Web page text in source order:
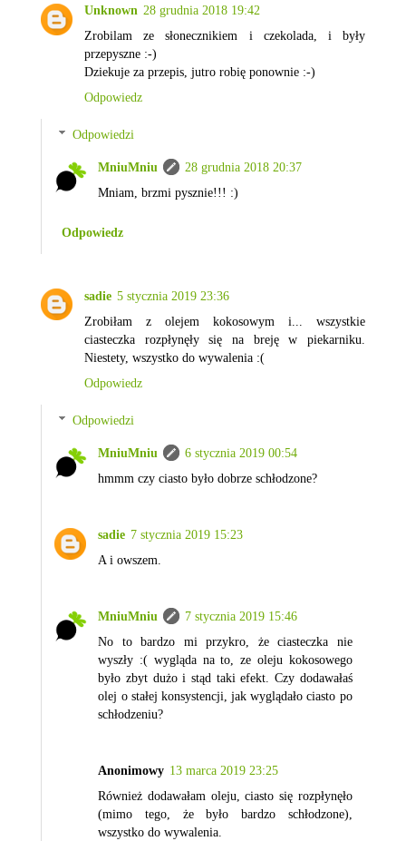
Unknown 28 grudnia 2018 19:42
Zrobilam ze słonecznikiem i czekolada, i były
przepyszne :-)
Dziekuje za przepis, jutro robię ponownie :-)
Odpowiedz
Odpowiedzi
MniuMniu
28 grudnia 2018 20:37
Mniam, brzmi pysznie!!! :)
Odpowiedz
sadie 5 stycznia 2019 23:36
Zrobiłam z olejem kokosowym i... wszystkie
ciasteczka rozpłynęły się na breję w piekarniku.
Niestety, wszystko do wywalenia :(
Odpowiedz
Odpowiedzi
MniuMniu
6 stycznia 2019 00:54
hmmm czy ciasto było dobrze schłodzone?
sadie 7 stycznia 2019 15:23
A i owszem.
MniuMniu
7 stycznia 2019 15:46
No to bardzo mi przykro, że ciasteczka nie
wyszły :( wygląda na to, ze oleju kokosowego
było zbyt dużo i stąd taki efekt. Czy dodawałaś
olej o stałej konsystencji, jak wyglądało ciasto po
schłodzeniu?
Anonimowy 13 marca 2019 23:25
Również dodawałam oleju, ciasto się rozpłynęło
(mimo tego, że było bardzo schłodzone),
wszystko do wywalenia.